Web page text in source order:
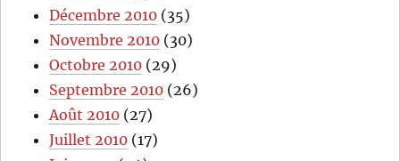
Décembre 2010 (35)
Novembre 2010 (30)
Octobre 2010 (29)
Septembre 2010 (26)
Août 2010 (27)
Juillet 2010 (17)